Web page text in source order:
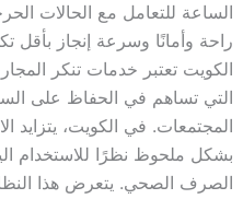
الساعة للتعامل مع الحالات
راحة وأمانًا وسرعة إنجاز بأقل
الكويت تعتبر خدمات تنكر
التي تساهم في الحفاظ على
المجتمعات. في الكويت، يتزايد
بشكل ملحوظ نظرًا للاستخدام
الصرف الصحي. يتعرض هذا